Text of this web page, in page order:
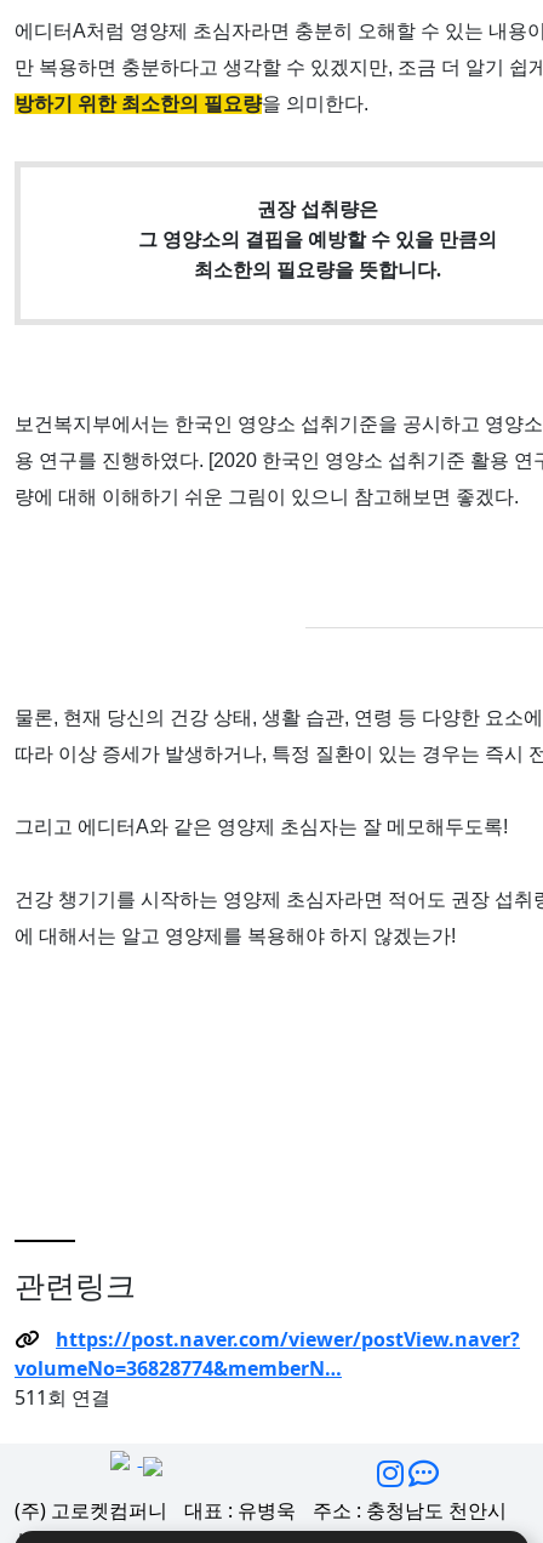
에디터A처럼 영양제 초심자라면 충분히 오해할 수 있는 내용
만 복용하면 충분하다고 생각할 수 있겠지만, 조금 더 알기 쉽
방하기 위한 최소한의 필요량을 의미한다.
권장 섭취량은
그 영양소의 결핍을 예방할 수 있을 만큼의
최소한의 필요량을 뜻합니다.
보건복지부에서는 한국인 영양소 섭취기준을 공시하고 영양
용 연구를 진행하였다. [2020 한국인 영양소 섭취기준 활용
량에 대해 이해하기 쉬운 그림이 있으니 참고해보면 좋겠다.
물론, 현재 당신의 건강 상태, 생활 습관, 연령 등 다양한 요소
따라 이상 증세가 발생하거나, 특정 질환이 있는 경우는 즉시
그리고 에디터A와 같은 영양제 초심자는 잘 메모해두도록!
건강 챙기기를 시작하는 영양제 초심자라면 적어도 권장 섭
에 대해서는 알고 영양제를 복용해야 하지 않겠는가!
관련링크
https://post.naver.com/viewer/postView.naver?
volumeNo=36828774&memberN…
511회 연결
(주) 고로켓컴퍼니 대표 : 유병욱
주소 : 충청남도 천안시